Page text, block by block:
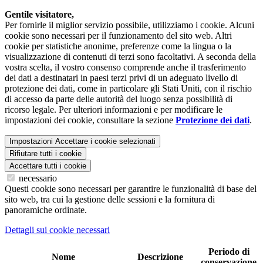
Gentile visitatore,
Per fornirle il miglior servizio possibile, utilizziamo i cookie. Alcuni
cookie sono necessari per il funzionamento del sito web. Altri
cookie per statistiche anonime, preferenze come la lingua o la
visualizzazione di contenuti di terzi sono facoltativi. A seconda della
vostra scelta, il vostro consenso comprende anche il trasferimento
dei dati a destinatari in paesi terzi privi di un adeguato livello di
protezione dei dati, come in particolare gli Stati Uniti, con il rischio
di accesso da parte delle autorità del luogo senza possibilità di
ricorso legale. Per ulteriori informazioni e per modificare le
impostazioni dei cookie, consultare la sezione Protezione dei dati.
Impostazioni Accettare i cookie selezionati
Rifiutare tutti i cookie
Accettare tutti i cookie
necessario
Questi cookie sono necessari per garantire le funzionalità di base del
sito web, tra cui la gestione delle sessioni e la fornitura di
panoramiche ordinate.
Dettagli sui cookie necessari
Nome Descrizione
Periodo di